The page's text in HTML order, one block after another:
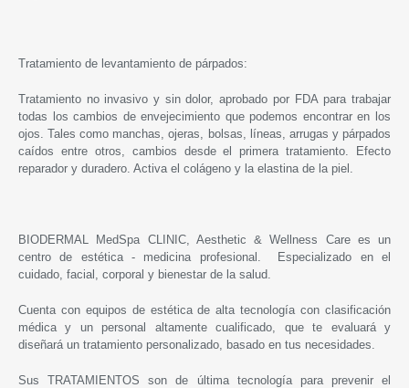
Tratamiento de levantamiento de párpados:
Tratamiento no invasivo y sin dolor, aprobado por FDA para trabajar
todas los cambios de envejecimiento que podemos encontrar en los
ojos. Tales como manchas, ojeras, bolsas, líneas, arrugas y párpados
caídos entre otros , cambios desde el primera tratamiento. Efecto
reparador y duradero. Activa el colágeno y la elastina de la piel.
BIODERMAL MedSpa CLINIC, Aesthetic & Wellness Care es un
centro de estética - medicina profesional. Especializado en el
cuidado, facial, corporal y bienestar de la salud.
Cuenta con equipos de estética de alta tecnología con clasificación
médica y un personal altamente cualificado, que te evaluará y
diseñará un tratamiento personalizado, basado en tus necesidades.
SusTRATAMIENTOS son de última tecnología para prevenir el